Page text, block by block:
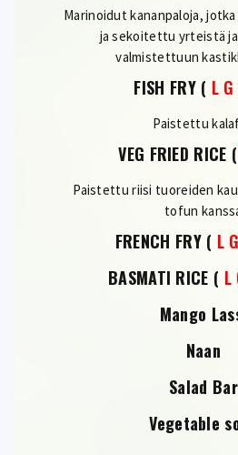
Marinoidut kananpaloja,
ja sekoitettu yrteistä
valmistettuun
FISH FRY( L G
Paistettu
VEG FRIED RICE (
Paistettu riisi tuoreiden
tofun
FRENCH FRY( L G
BASMATI RICE ( L
Mango
Naan
Salad Bar
Vegetable